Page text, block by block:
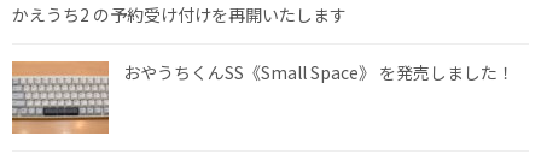
かえうち2 の予約受け付けを再開いたします
おやうちくんSS《Small Space》 を発売しました！